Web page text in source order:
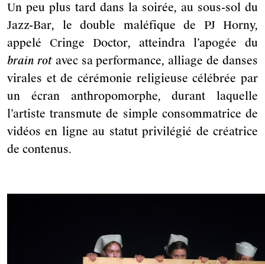
Un peu plus tard dans la soirée, au sous-sol du
Jazz-Bar, le double maléfique de PJ Horny,
appelé Cringe Doctor, atteindra l’apogée du
brain rotavec sa performance, alliage de danses
virales et de cérémonie religieuse célébrée par
un écran anthropomorphe, durant laquelle
l’artiste transmute de simple consommatrice de
vidéos en ligne au statut privilégié de créatrice
de contenus.